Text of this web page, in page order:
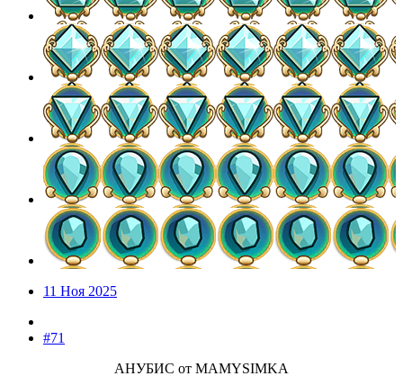
11 Ноя 2025
#71
АНУБИС от MAMYSIMKA